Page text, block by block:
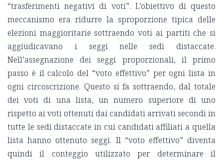
“trasferimenti negativi di voti”. L’obiettivo di questo
meccanismo era ridurre la sproporzione tipica delle
elezioni maggioritarie sottraendo voti ai partiti che si
aggiudicavano i seggi nelle sedi distaccate.
Nell’assegnazione dei seggi proporzionali, il primo
passo è il calcolo del “voto effettivo” per ogni lista in
ogni circoscrizione. Questo si fa sottraendo, dal totale
dei voti di una lista, un numero superiore di uno
rispetto ai voti ottenuti dai candidati arrivati ​​secondi in
tutte le sedi distaccate in cui candidati affiliati a quella
lista hanno ottenuto seggi. Il “voto effettivo” diventa
quindi il conteggio utilizzato per determinare il